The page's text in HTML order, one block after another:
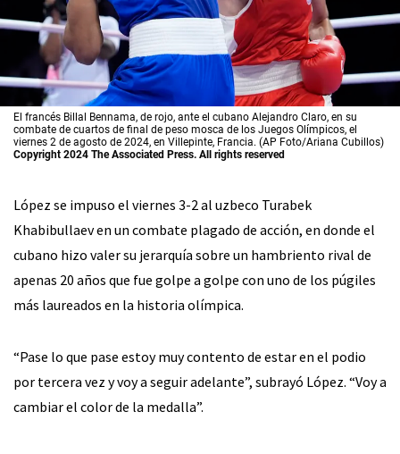
El francés Billal Bennama, de rojo, ante el cubano Alejandro Claro, en su
combate de cuartos de final de peso mosca de los Juegos Olímpicos, el
viernes 2 de agosto de 2024, en Villepinte, Francia. (AP Foto/Ariana Cubillos)
Copyright 2024 The Associated Press. All rights reserved
López se impuso el viernes 3-2 al uzbeco Turabek
Khabibullaev en un combate plagado de acción, en donde el
cubano hizo valer su jerarquía sobre un hambriento rival de
apenas 20 años que fue golpe a golpe con uno de los púgiles
más laureados en la historia olímpica.
“Pase lo que pase estoy muy contento de estar en el podio
por tercera vez y voy a seguir adelante”, subrayó López. “Voy a
cambiar el color de la medalla”.